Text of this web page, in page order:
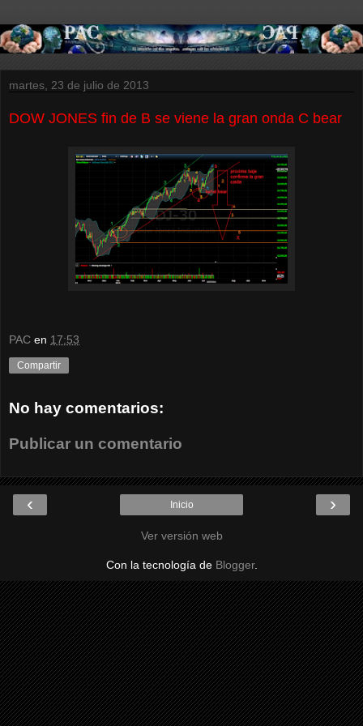
martes, 23 de julio de 2013
DOW JONES fin de B se viene la gran onda C bear
PAC en 17:53
Compartir
No hay comentarios:
Publicar un comentario
‹ ›
Inicio
Ver versión web
Con la tecnología de Blogger.